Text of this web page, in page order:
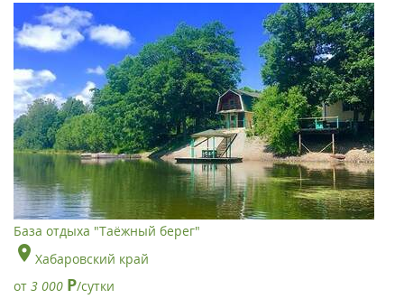
База отдыха "Таёжный берег"
Хабаровский край
от 3 000 Р/сутки